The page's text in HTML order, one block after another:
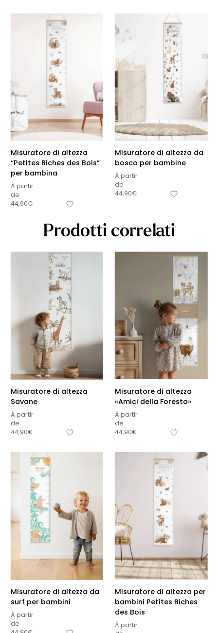
Misuratore di altezza
“Petites Biches des Bois”
per bambina
À partir
de
44,90€
Misuratore di altezza da
bosco per bambine
À partir
de
44,90€
Prodotti correlati
Misuratore di altezza
Savane
À partir
de
44,90€
Misuratore di altezza
«Amici della Foresta»
À partir
de
44,90€
Misuratore di altezza da
surf per bambini
À partir
de
Misuratore di altezza per
bambini Petites Biches
des Bois
À partir